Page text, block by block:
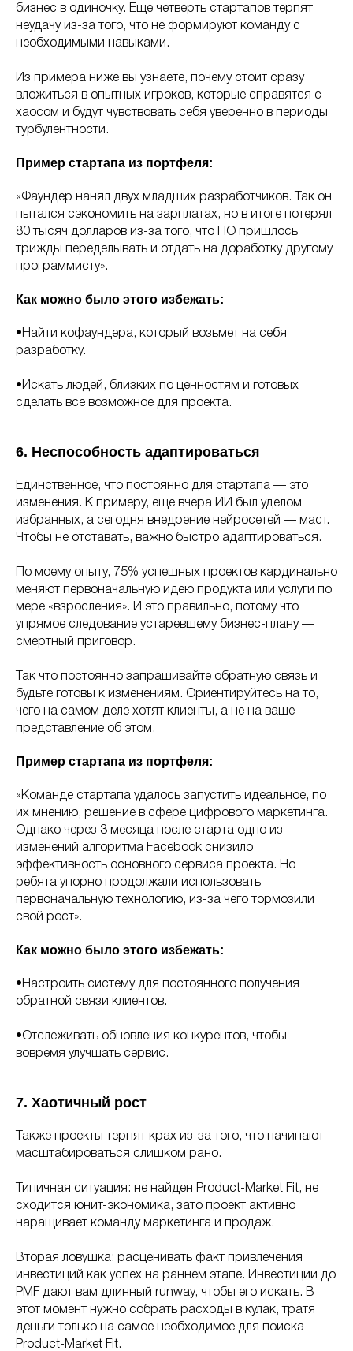
бизнес в одиночку. Еще четверть стартапов терпят
неудачу из-за того, что не формируют команду с
необходимыми навыками.
Из примера ниже вы узнаете, почему стоит сразу
вложиться в опытных игроков, которые справятся с
хаосом и будут чувствовать себя уверенно в периоды
турбулентности.
Пример стартапа из портфеля:
«Фаундер нанял двух младших разработчиков. Так он
пытался сэкономить на зарплатах, но в итоге потерял
80 тысяч долларов из-за того, что ПО пришлось
трижды переделывать и отдать на доработку другому
программисту».
Как можно было этого избежать:
•Найти кофаундера, который возьмет на себя
разработку.
•Искать людей, близких по ценностям и готовых
сделать все возможное для проекта.
6. Неспособность адаптироваться
Единственное, что постоянно для стартапа — это
изменения. К примеру, еще вчера ИИ был уделом
избранных, а сегодня внедрение нейросетей — маст.
Чтобы не отставать, важно быстро адаптироваться.
По моему опыту, 75% успешных проектов кардинально
меняют первоначальную идею продукта или услуги по
мере «взросления». И это правильно, потому что
упрямое следование устаревшему бизнес-плану —
смертный приговор.
Так что постоянно запрашивайте обратную связь и
будьте готовы к изменениям. Ориентируйтесь на то,
чего на самом деле хотят клиенты, а не на ваше
представление об этом.
Пример стартапа из портфеля:
«Команде стартапа удалось запустить идеальное, по
их мнению, решение в сфере цифрового маркетинга.
Однако через 3 месяца после старта одно из
изменений алгоритма Facebook снизило
эффективность основного сервиса проекта. Но
ребята упорно продолжали использовать
первоначальную технологию, из-за чего тормозили
свой рост».
Как можно было этого избежать:
•Настроить систему для постоянного получения
обратной связи клиентов.
•Отслеживать обновления конкурентов, чтобы
вовремя улучшать сервис.
7. Хаотичный рост
Также проекты терпят крах из-за того, что начинают
масштабироваться слишком рано.
Типичная ситуация: не найден Product-Market Fit, не
сходится юнит-экономика, зато проект активно
наращивает команду маркетинга и продаж.
Вторая ловушка: расценивать факт привлечения
инвестиций как успех на раннем этапе. Инвестиции до
PMF дают вам длинный runway, чтобы его искать. В
этот момент нужно собрать расходы в кулак, тратя
деньги только на самое необходимое для поиска
Product-Market Fit.